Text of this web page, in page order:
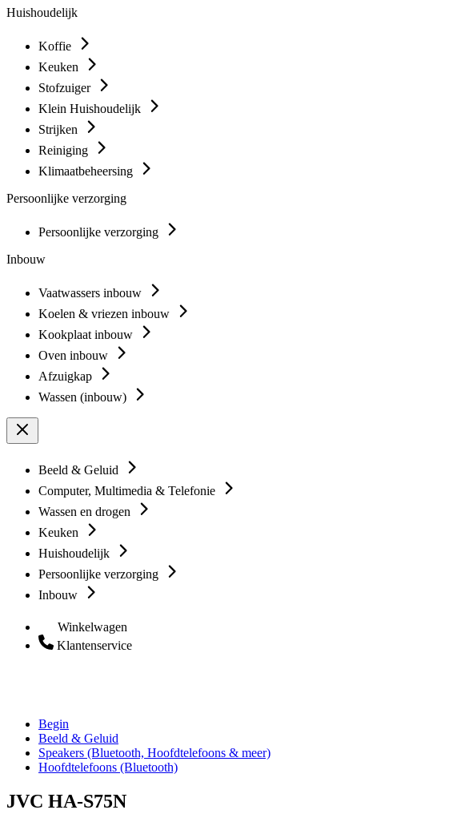
Huishoudelijk
Koffie
Keuken
Stofzuiger
Klein Huishoudelijk
Strijken
Reiniging
Klimaatbeheersing
Persoonlijke verzorging
Persoonlijke verzorging
Inbouw
Vaatwassers inbouw
Koelen & vriezen inbouw
Kookplaat inbouw
Oven inbouw
Afzuigkap
Wassen (inbouw)
Beeld & Geluid
Computer, Multimedia & Telefonie
Wassen en drogen
Keuken
Huishoudelijk
Persoonlijke verzorging
Inbouw
Winkelwagen
Klantenservice
Begin
Beeld & Geluid
Speakers (Bluetooth, Hoofdtelefoons & meer)
Hoofdtelefoons (Bluetooth)
JVC HA-S75N